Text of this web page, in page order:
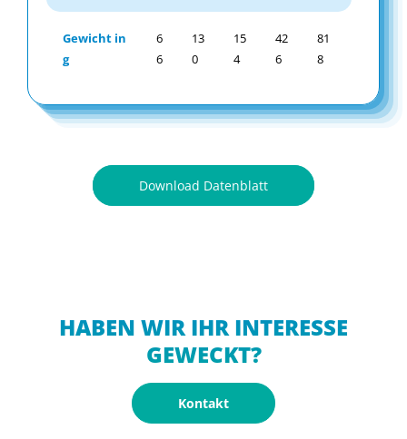
Gewicht in
g
6
6
13
0
15
4
42
6
81
8
Download Datenblatt
HABEN WIR IHR INTERESSE
GEWECKT?
Kontakt